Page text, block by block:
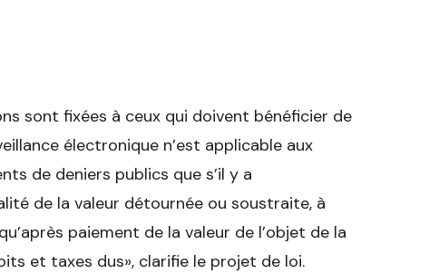
sont fixées à ceux qui doivent bénéficier de
électronique n’est applicable aux
de deniers publics que s’il y a
de la valeur détournée ou soustraite, à
paiement de la valeur de l’objet de la
et taxes dus», clarifie le projet de loi.